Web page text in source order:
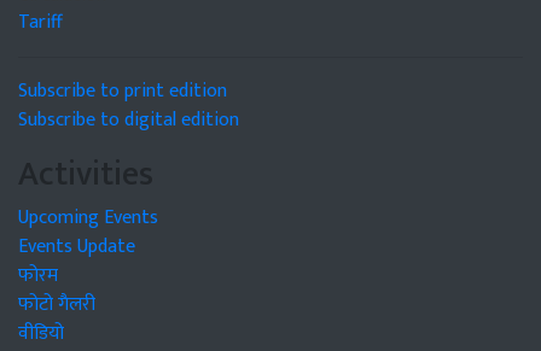
Tariff
Subscribe to print edition
Subscribe to digital edition
Activities
Upcoming Events
Events Update
फोरम
फोटो गैलरी
वीडियो